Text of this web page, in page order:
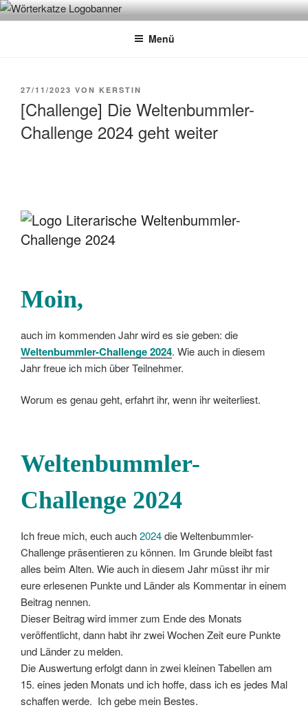
Zum
InhaltWÖRTERKATZE
Von Büchern erzählen
Menü
VERÖFFENTLICHT
27/11/2023 VON KERSTIN
[Challenge] Die Weltenbummler-
Challenge 2024 geht weiter
Moin,
auch im kommenden Jahr wird es sie geben: die
Weltenbummler-Challenge 2024. Wie auch in diesem
Jahr freue ich mich über Teilnehmer.
Worum es genau geht, erfahrt ihr, wenn ihr weiterliest.
Weltenbummler-
Challenge 2024
Ich freue mich, euch auch2024die Weltenbummler-
Challenge präsentieren zu können. Im Grunde bleibt fast
alles beim Alten. Wie auch in diesem Jahr müsst ihr mir
eure erlesenen Punkte und Länder als Kommentar in einem
Beitrag nennen.
Dieser Beitrag wird immer zum Ende des Monats
veröffentlicht, dann habt ihr zwei Wochen Zeit eure Punkte
und Länder zu melden.
Die Auswertung erfolgt dann in zwei kleinen Tabellen am
15. eines jeden Monats und ich hoffe, dass ich es jedes Mal
schaffen werde. Ich gebe mein Bestes.